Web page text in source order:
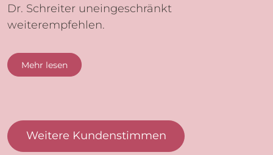
Dr. Schreiter uneingeschränkt
weiterempfehlen.
Mehr lesen
Weitere Kundenstimmen